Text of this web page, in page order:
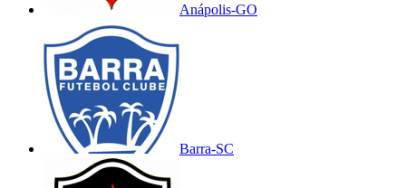
Anápolis-GO
Barra-SC